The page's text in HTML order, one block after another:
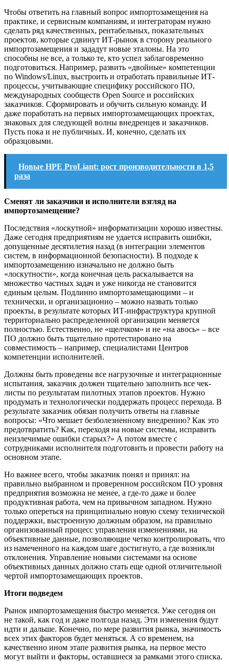
Чтобы ответить на главный вопрос импортозамещения на
практике, и сервисным компаниям, и интеграторам нужно
сделать ряд качественных, рентабельных, показательных
проектов, которые сдвинут ИТ-рынок в сторону реального
импортозамещения и зададут новые эталоны. На это
способны не все, а только те, кто успел заблаговременно
подготовиться. Например, развить «двойные» компетенции
по Windows/Linux, выстроить и отработать правильные ИТ-
процессы, учитывающие специфику российского ПО,
международных сообществ Open Source и российских
заказчиков. Сформировать и обучить сильную команду. И
даже поработать на первых импортозамещающих проектах,
знаковых для следующей волны внедренцев и заказчиков.
Пусть пока и не публичных. И, конечно, сделать их
образцовыми.
Новые HPE ProLiant: рост производительности в 1,5
раза
Сменят ли заказчики и исполнители взгляд на
импортозамещение?
Последствия «лоскутной» информатизации хорошо известны.
Даже сегодня предприятиям не удается исправить ошибки,
допущенные десятилетия назад (в интеграции элементов
систем, в информационной безопасности). В подходе к
импортозамещению изначально не должно быть
«лоскутности», когда конечная цель раскалывается на
множество частных задач и уже никогда не становится
единым целым. Подлинно импортозамещающими – и
технически, и организационно – можно назвать только
проекты, в результате которых ИТ-инфраструктура крупной
территориально распределенной организации меняется
полностью. Естественно, не «щелчком» и не «на авось» – все
ПО должно быть тщательно протестировано на
совместимость – например, специалистами Центров
компетенции исполнителей.
Должны быть проведены все нагрузочные и интеграционные
испытания, заказчик должен тщательно заполнить все чек-
листы по результатам пилотных этапов проектов. Нужно
продумать и технологически поддержать процесс перехода. В
результате заказчик обязан получить ответы на главные
вопросы: «Что мешает безболезненному внедрению? Как это
предотвратить? Как, переходя на новые системы, исправить
неизлечимые ошибки старых?» А потом вместе с
сотрудниками исполнителя подготовить и провести работу на
основном этапе.
Но важнее всего, чтобы заказчик понял и принял: на
правильно выбранном и проверенном российском ПО уровня
предприятия возможна не менее, а где-то даже и более
продуктивная работа, чем на привычном западном. Нужно
только опереться на принципиально новую схему технической
поддержки, выстроенную должным образом, на правильно
организованный процесс управления изменениями, на
объективные данные, позволяющие четко контролировать, что
из намеченного на каждом шаге достигнуто, а где возникли
отклонения. Управление новыми системами на основе
объективных данных должно стать еще одной отличительной
чертой импортозамещающих проектов.
Итоги подведем
Рынок импортозамещения быстро меняется. Уже сегодня он
не такой, как год и даже полгода назад. Эти изменения будут
идти и дальше. Конечно, по мере развития рынка, значимость
всех этих факторов будет меняться. А со временем, на
качественно ином этапе развития рынка, на первое место
могут выйти и факторы, оставшиеся за рамками этого списка.